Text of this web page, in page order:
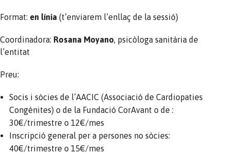
Format: en línia (t’enviarem l’enllaç de la sessió)
Coordinadora: Rosana Moyano, psicòloga sanitària de
l’entitat
Preu:
Socis i sòcies de l’AACIC (Associació de Cardiopaties
Congènites) o de la Fundació CorAvant o de :
30€/trimestre o 12€/mes
Inscripció general per a persones no sòcies:
40€/trimestre o 15€/mes